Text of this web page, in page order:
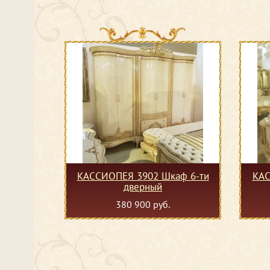
КАССИОПЕЯ 3902 Шкаф 6-ти
дверный
380 900 руб.